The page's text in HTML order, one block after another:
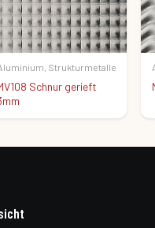
, Strukturmetalle
Wasserwelle